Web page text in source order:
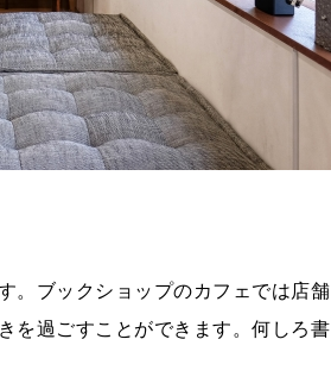
。ブックショップのカフェでは店舗
を過ごすことができます。何しろ書